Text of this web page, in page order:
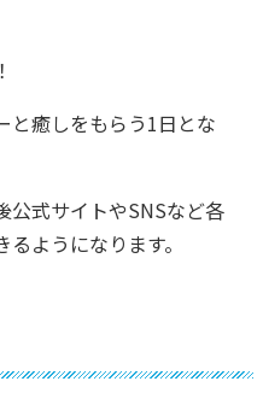
と癒しをもらう1日とな
公式サイトやSNSなど各
ようになります。